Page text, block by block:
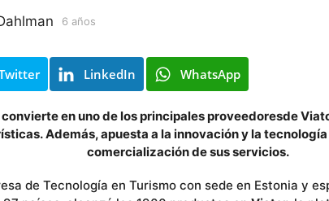
6 años
s
LinkedIn WhatsApp
en uno de los principalesproveedoresde
sticas.Además, apuesta a la innovación y la
comercialización de sus servicios.
de Tecnología en Turismo con sede en Estonia y